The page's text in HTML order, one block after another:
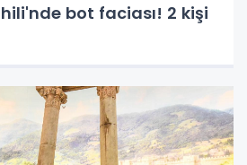
bot faciası! 2 kişi